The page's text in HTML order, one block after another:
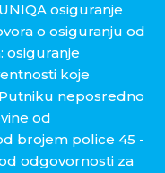
osiguranje
o osiguranju od
osiguranje
koje
neposredno
od
brojem police 45 -
odgovornosti za